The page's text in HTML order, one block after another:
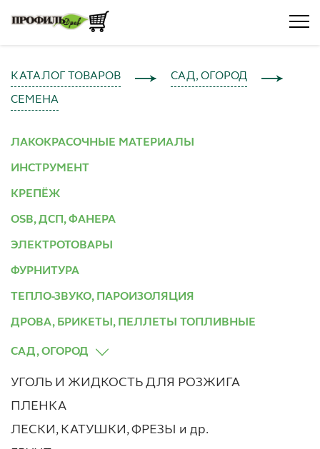
КАТАЛОГ ТОВАРОВ САД, ОГОРОД
СЕМЕНА
ЛАКОКРАСОЧНЫЕ МАТЕРИАЛЫ
ИНСТРУМЕНТ
КРЕПЁЖ
OSB, ДСП, ФАНЕРА
ЭЛЕКТРОТОВАРЫ
ФУРНИТУРА
ТЕПЛО-ЗВУКО, ПАРОИЗОЛЯЦИЯ
ДРОВА, БРИКЕТЫ, ПЕЛЛЕТЫ ТОПЛИВНЫЕ
САД, ОГОРОД
УГОЛЬ И ЖИДКОСТЬ ДЛЯ РОЗЖИГА
ПЛЕНКА
ЛЕСКИ, КАТУШКИ, ФРЕЗЫ и др.